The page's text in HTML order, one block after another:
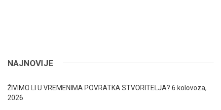
NAJNOVIJE
ŽIVIMO LI U VREMENIMA POVRATKA STVORITELJA? 6 kolovoza,
2026